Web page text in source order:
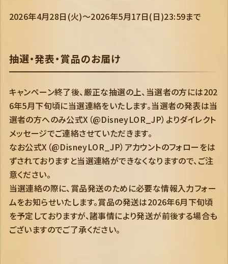
2026年4月28日(火)～2026年5月17日(日)23:59まで
抽選・発表・賞品のお届け
キャンペーン終了後、厳正な抽選の上、当選者の方には202
6年5月下旬頃に当選連絡をいたします。当選者の発表は当
選者の方へのみ公式X（@DisneyLOR_JP）よりダイレクト
メッセージでご連絡させていただきます。
なお公式X（@DisneyLOR_JP）アカウントのフォローをは
ずされておりますと当選連絡ができなくなりますので、ご注
意ください。
当選連絡の際に、賞品発送のために必要な情報入力フォー
ムをお知らせいたします。賞品の発送は2026年6月下旬頃
を予定しておりますが、諸事情により発送が前後する場合も
ございますのでご了承ください。